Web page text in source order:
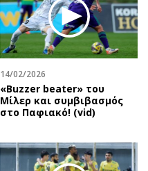
14/02/2026
«Βuzzer beater» του
Μίλερ και συμβιβασμός
στο Παφιακό! (vid)